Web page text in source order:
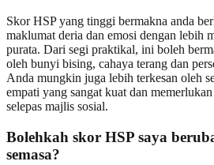
Skor HSP yang tinggi bermakna anda
maklumat deria dan emosi dengan lebih
purata. Dari segi praktikal, ini boleh
oleh bunyi bising, cahaya terang dan
Anda mungkin juga lebih terkesan oleh
empati yang sangat kuat dan
selepas majlis sosial.
Bolehkah skor HSP saya
semasa?